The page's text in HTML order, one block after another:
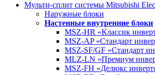
Мульти-сплит системы Mitsubishi
Наружные блоки
Настенные внутренние блоки
MSZ-HR «Классик
MSZ-AP «Стандарт
MSZ-SF/GF «Стандарт
MLZ-LN «Премиум
MSZ-FH «Делюкс